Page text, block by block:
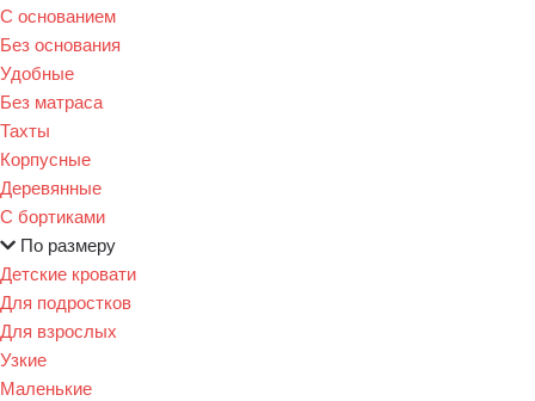
С основанием
Без основания
Удобные
Без матраса
Тахты
Корпусные
Деревянные
С бортиками
По размеру
Детские кровати
Для подростков
Для взрослых
Узкие
Маленькие